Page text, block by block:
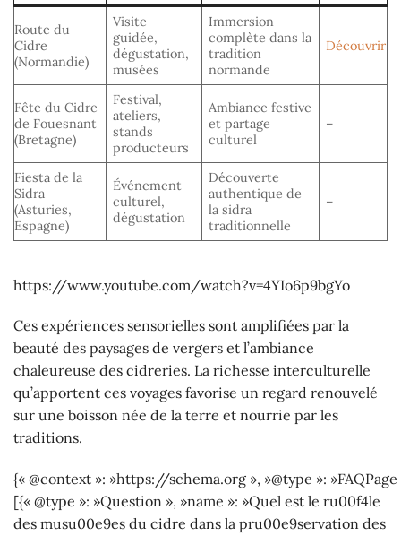
Route du
Cidre
(Normandie)
Visite
guidée,
dégustation,
musées
Immersion
complète dans la
tradition
normande
Découvrir
Fête du Cidre
de Fouesnant
(Bretagne)
Festival,
ateliers,
stands
producteurs
Ambiance festive
et partage
culturel
–
Fiesta de la
Sidra
(Asturies,
Espagne)
Événement
culturel,
dégustation
Découverte
authentique de
la sidra
traditionnelle
–
https://www.youtube.com/watch?v=4YIo6p9bgYo
Ces expériences sensorielles sont amplifiées par la
beauté des paysages de vergers et l’ambiance
chaleureuse des cidreries. La richesse interculturelle
qu’apportent ces voyages favorise un regard renouvelé
sur une boisson née de la terre et nourrie par les
traditions.
{« @context »: »https://schema.org », »@type »:
[{« @type »: »Question », »name »: »Quel est le ru00f4le
des musu00e9es du cidre dans la pru00e9servation des